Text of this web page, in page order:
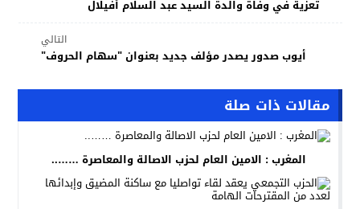
تعزية في وفاة والدة السيد عبد السلام أفيلال
التالي
أيوب صدور يصدر مؤلف جديد بعنوان "سهام الحروف"
مقالات ذات صلة
المغرب : الامين العام لحزب الاصالة والمعاصرة ……..